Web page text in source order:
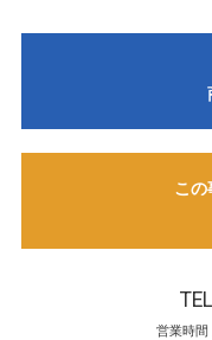
この
営業時間